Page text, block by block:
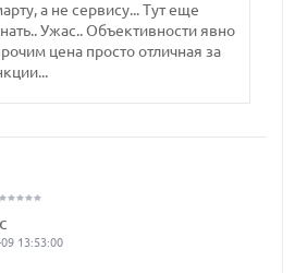
а не сервису... Тут еще
Ужас.. Объективности явно
цена просто отличная за
13:53:00